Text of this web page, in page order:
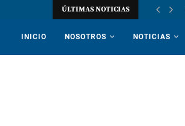
ÚLTIMAS NOTICIAS
INICIO NOSOTROS NOTICIAS